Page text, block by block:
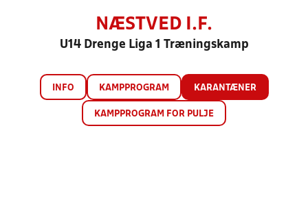
NÆSTVED I.F.
U14 Drenge Liga 1 Træningskamp
INFO KAMPPROGRAM KARANTÆNER
KAMPPROGRAM FOR PULJE